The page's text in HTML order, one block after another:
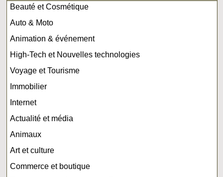
Beauté et Cosmétique
Auto & Moto
Animation & événement
High-Tech et Nouvelles technologies
Voyage et Tourisme
Immobilier
Internet
Actualité et média
Animaux
Art et culture
Commerce et boutique